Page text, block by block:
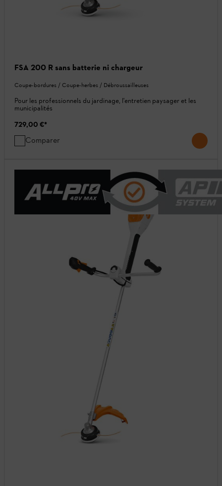
FSA 200 R sans batterie ni chargeur
Coupe-bordures / Coupe-herbes / Débroussailleuses
Pour les professionnels du jardinage, l'entretien paysager et les
municipalités
729,00 €*
Comparer